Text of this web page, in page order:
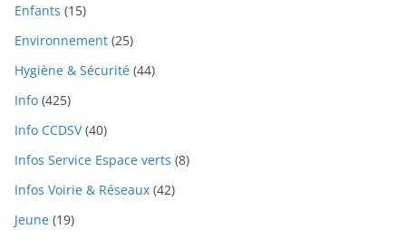
Enfants (15)
Environnement (25)
Hygiène & Sécurité (44)
Info (425)
Info CCDSV(40)
Infos Service Espace verts (8)
Infos Voirie & Réseaux (42)
Jeune (19)